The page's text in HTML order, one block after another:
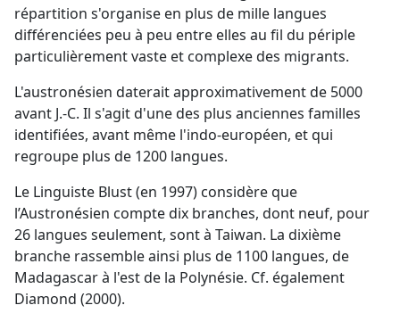
répartition s'organise en plus de mille langues
différenciées peu à peu entre elles au fil du périple
particulièrement vaste et complexe des migrants.
L'austronésien daterait approximativement de 5000
avant J.-C. Il s'agit d'une des plus anciennes familles
identifiées, avant même l'indo-européen, et qui
regroupe plus de 1200 langues.
Le Linguiste Blust (en 1997) considère que
l’Austronésien compte dix branches, dont neuf, pour
26 langues seulement, sont à Taiwan. La dixième
branche rassemble ainsi plus de 1100 langues, de
Madagascar à l'est de la Polynésie. Cf. également
Diamond (2000).